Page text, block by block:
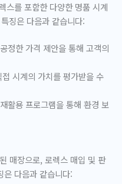
스를 포함한 다양한 명품 시계
징은 다음과 같습니다:
정한 가격 제안을 통해 고객의
시계의 가치를 평가받을 수
활용 프로그램을 통해 환경 보
매장으로, 로렉스 매입 및 판
은 다음과 같습니다: